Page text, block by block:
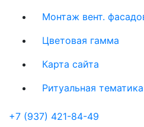
Монтаж вент.
Цветовая гамма
Карта сайта
Ритуальная тематика
+7 (937) 421-84-49